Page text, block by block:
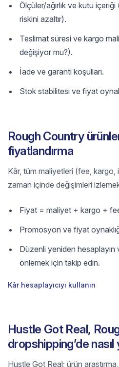
Ölçüler/ağırlık ve kutu
riskini azaltır).
Teslimat süresi ve kargo
değişiyor mu?).
İade ve garanti koşulları.
Stok stabilitesi ve fiyat
Rough Country
fiyatlandırma
Kâr, tüm maliyetleri (fee,
zaman içinde değişimleri
Fiyat = maliyet + kargo +
Promosyon ve fiyat
Düzenli yeniden
önlemek için takip edin.
Kâr hesaplayıcıyı kullanın
Hustle Got Real,
dropshipping’de nasıl
Hustle Got Real; ürün